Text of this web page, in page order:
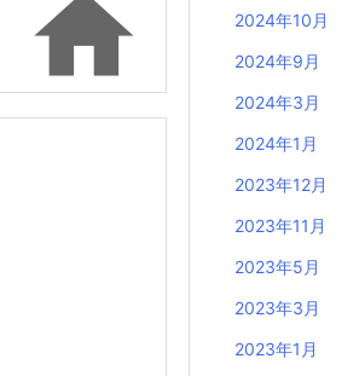

2024年10月
2024年9月
2024年3月
2024年1月
2023年12月
2023年11月
2023年5月
2023年3月
2023年1月